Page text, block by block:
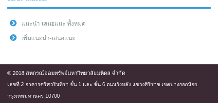
แนะนำ-เสนอแนะ ทั้งหมด
เพิ่มแนะนำ-เสนอแนะ
© 2018 สหกรณ์ออมทรัพย์มหาวิทยาลัยมหิดล จำกัด
เลขที่ 2 อาคารศรีสวรินทิรา ชั้น 1 และ ชั้น 6 ถนนวังหลัง แขวงศิริราช เขตบางกอกน้อย
กรุงเทพมหานคร 10700